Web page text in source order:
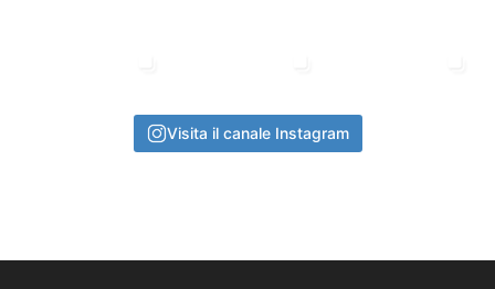
Visita il canale Instagram